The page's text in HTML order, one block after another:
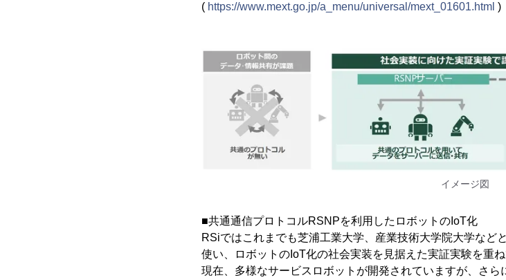
( https://www.mext.go.jp/a_menu/universal/mext_01601.html )
イメージ図
■共通通信プロトコルRSNPを利用したロボットのIoT化
RSiではこれまでも芝浦工業大学、産業技術大学院大学など
使い、ロボットのIoT化の社会実装を見据えた実証実験を重ね
現在、多様なサービスロボットが開発されていますが、さ